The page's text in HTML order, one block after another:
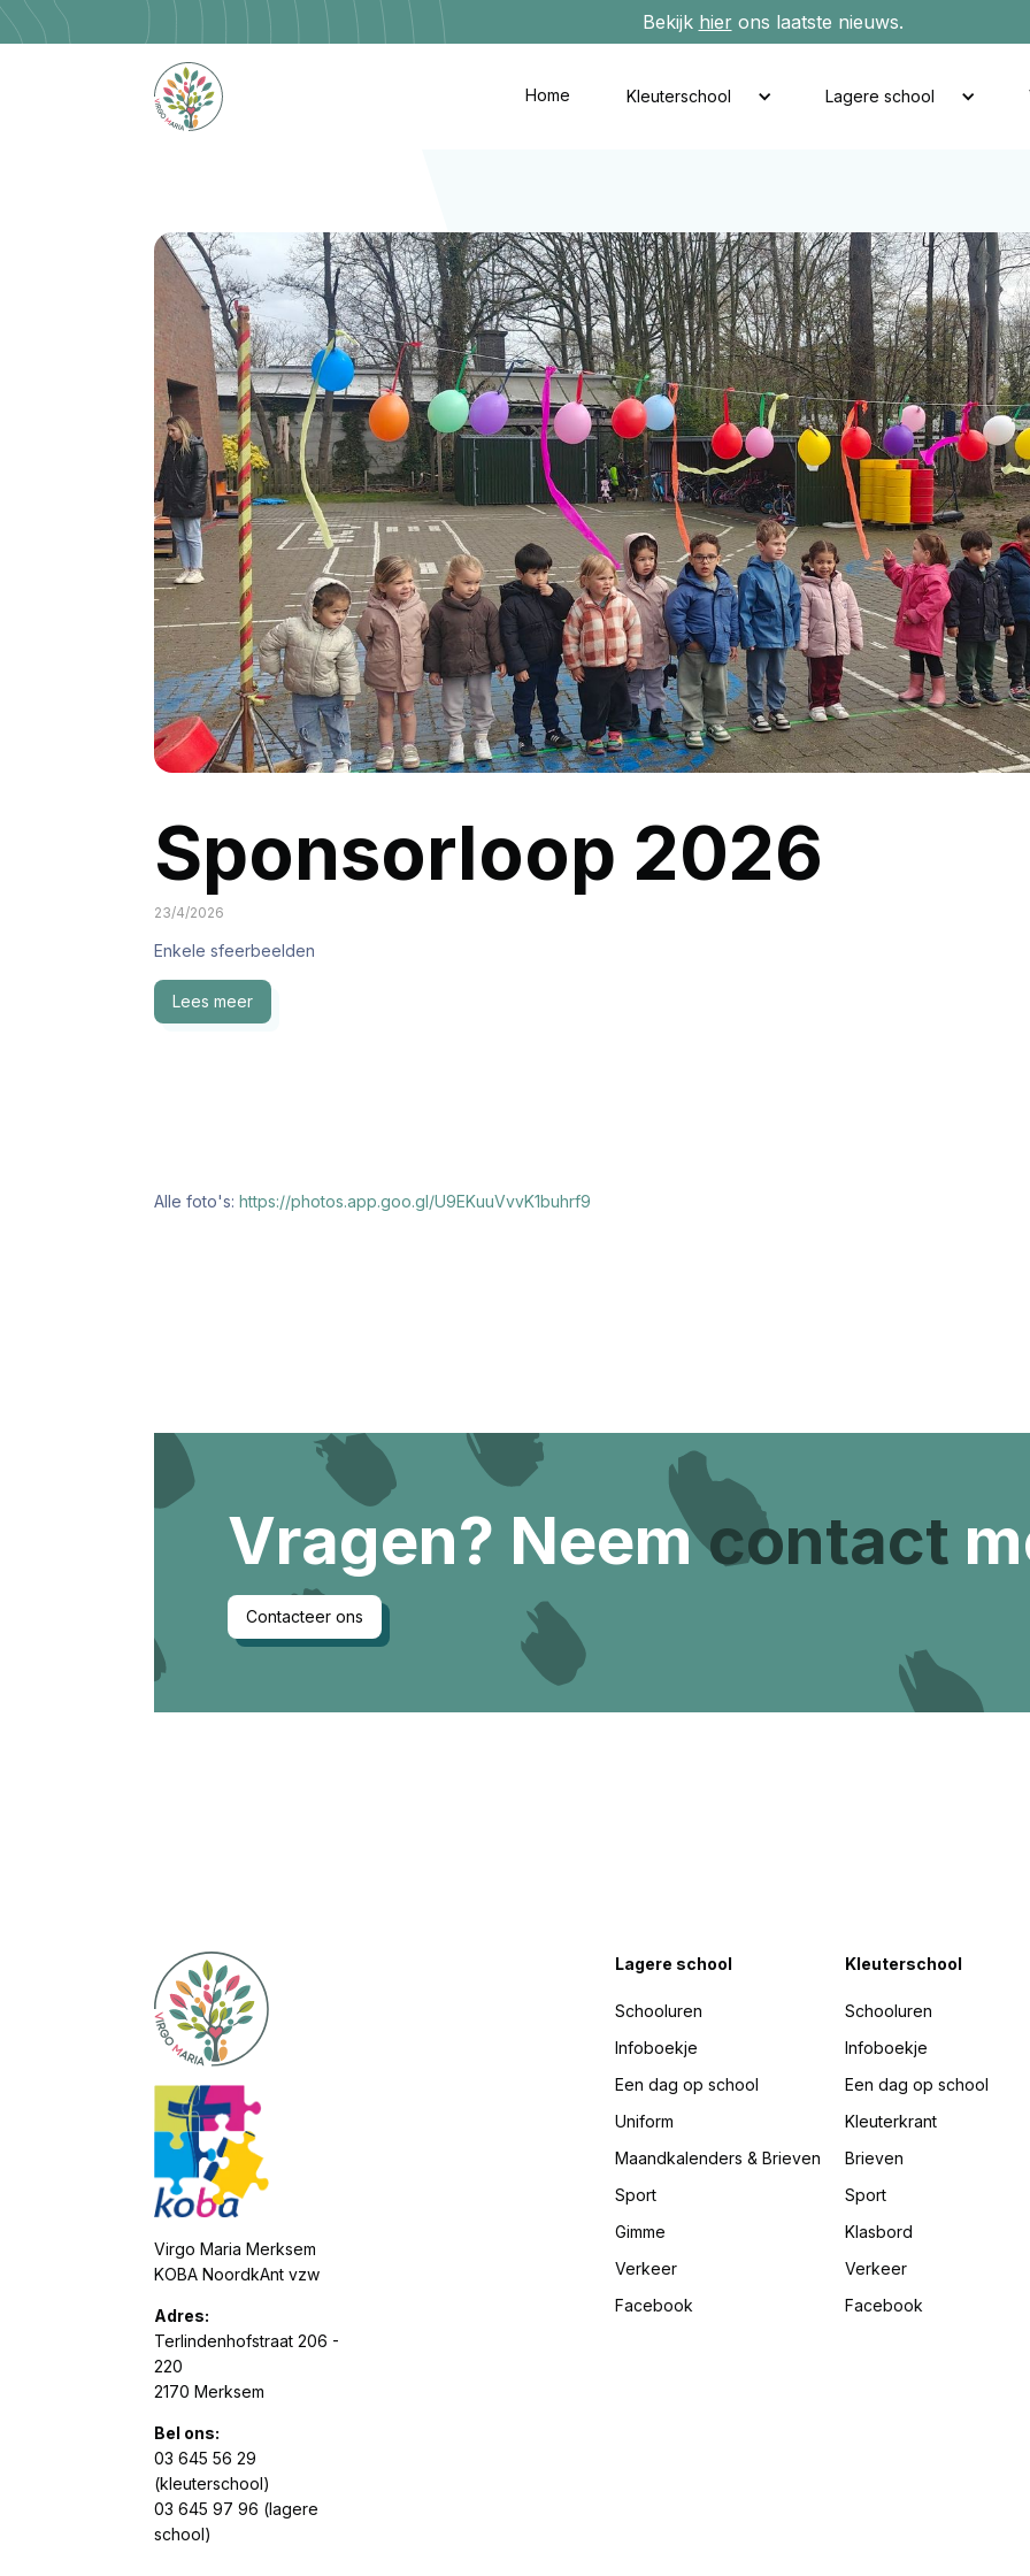
Bekijk hierons laatste nieuws.
Home Kleuterschool Lagere school
Sponsorloop 2026
23/4/2026
Enkele sfeerbeelden
Lees meer
Alle foto's:https://photos.app.goo.gl/U9EKuuVvvK1buhrf9
Vragen? Neemcontact
Contacteer ons
Virgo Maria Merksem
KOBA NoordkAnt vzw
Adres:
Terlindenhofstraat 206 -
220
2170 Merksem
Bel ons:
03 645 56 29
(kleuterschool)
03 645 97 96 (lagere
school)
Lagere school
Schooluren
Infoboekje
Een dag op school
Uniform
Maandkalenders & Brieven
Sport
Gimme
Verkeer
Facebook
Kleuterschool
Schooluren
Infoboekje
Een dag op school
Kleuterkrant
Brieven
Sport
Klasbord
Verkeer
Facebook